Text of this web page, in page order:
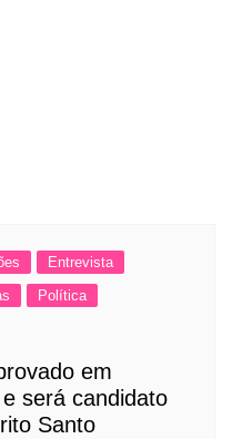
Entrevista
Política
em
será candidato
Santo